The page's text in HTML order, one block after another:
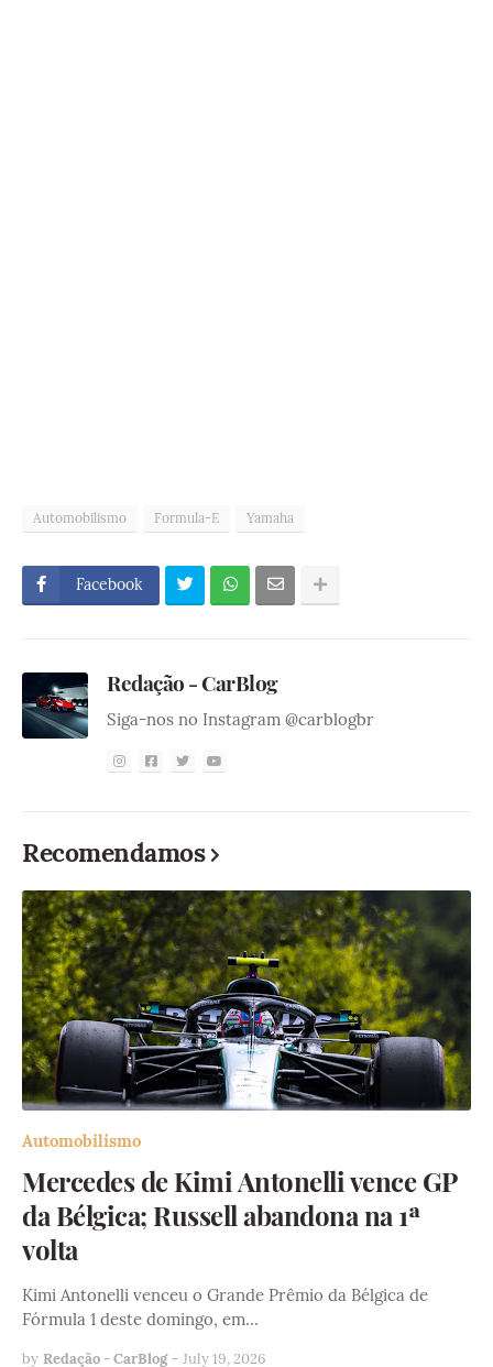
Automobilismo Formula-E Yamaha
Facebook
Redação - CarBlog
Siga-nos no Instagram @carblogbr
Recomendamos
Automobilismo
Mercedes de Kimi Antonelli vence GP
da Bélgica; Russell abandona na 1ª
volta
Kimi Antonelli venceu o Grande Prêmio da Bélgica de
Fórmula 1 deste domingo, em…
by Redação - CarBlog - July 19, 2026